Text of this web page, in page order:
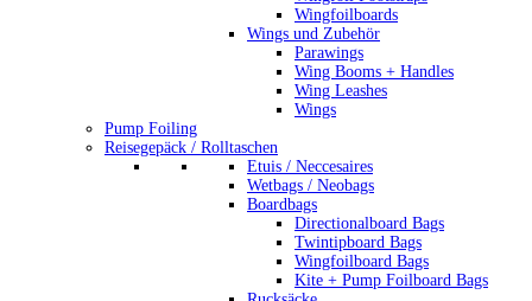
Wingfoilboards
Wings und Zubehör
Parawings
Wing Booms + Handles
Wing Leashes
Wings
Pump Foiling
Reisegepäck / Rolltaschen
Etuis / Neccesaires
Wetbags / Neobags
Boardbags
Directionalboard Bags
Twintipboard Bags
Wingfoilboard Bags
Kite + Pump Foilboard Bags